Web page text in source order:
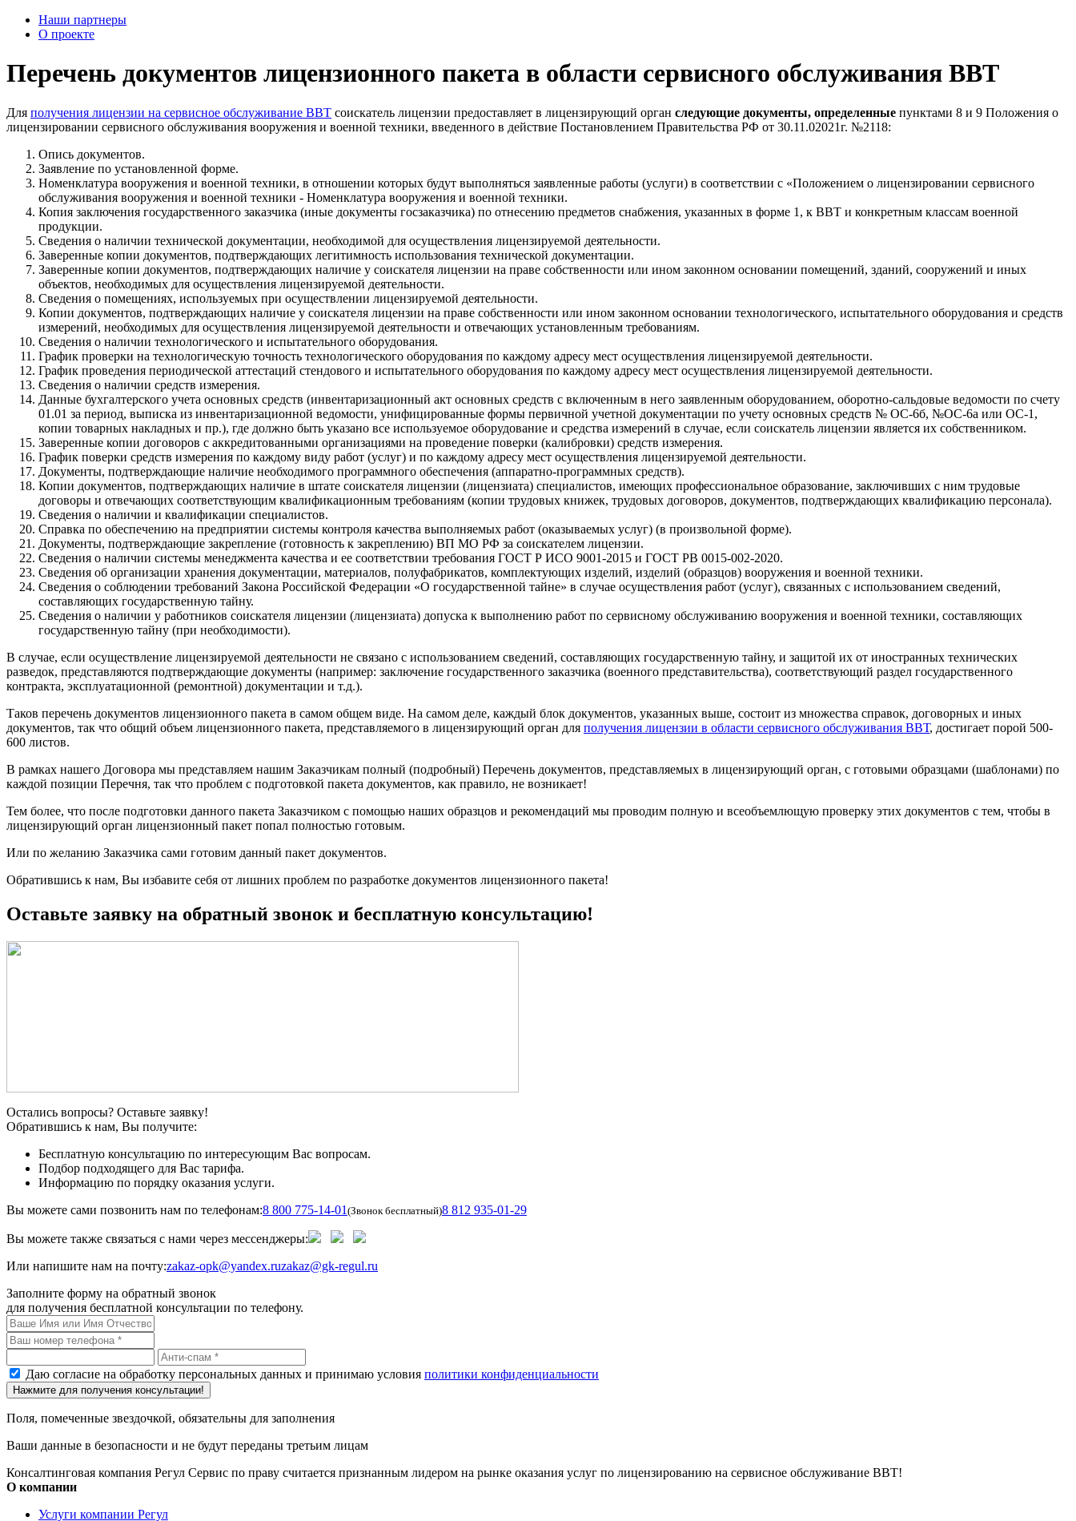
Наши партнеры
О проекте
Перечень документов лицензионного пакета в области сервисного обслуживания ВВТ
Для получения лицензии на сервисное обслуживание ВВТ соискатель лицензии предоставляет в лицензирующий орган следующие документы, определенные пунктами 8 и 9 Положения о
лицензировании сервисного обслуживания вооружения и военной техники, введенного в действие Постановлением Правительства РФ от 30.11.02021г. №2118:
Опись документов.
Заявление по установленной форме.
Номенклатура вооружения и военной техники, в отношении которых будут выполняться заявленные работы (услуги) в соответствии с «Положением о лицензировании сервисного
обслуживания вооружения и военной техники - Номенклатура вооружения и военной техники.
Копия заключения государственного заказчика (иные документы госзаказчика) по отнесению предметов снабжения, указанных в форме 1, к ВВТ и конкретным классам военной
продукции.
Сведения о наличии технической документации, необходимой для осуществления лицензируемой деятельности.
Заверенные копии документов, подтверждающих легитимность использования технической документации.
Заверенные копии документов, подтверждающих наличие у соискателя лицензии на праве собственности или ином законном основании помещений, зданий, сооружений и иных
объектов, необходимых для осуществления лицензируемой деятельности.
Сведения о помещениях, используемых при осуществлении лицензируемой деятельности.
Копии документов, подтверждающих наличие у соискателя лицензии на праве собственности или ином законном основании технологического, испытательного оборудования и средств
измерений, необходимых для осуществления лицензируемой деятельности и отвечающих установленным требованиям.
Сведения о наличии технологического и испытательного оборудования.
График проверки на технологическую точность технологического оборудования по каждому адресу мест осуществления лицензируемой деятельности.
График проведения периодической аттестаций стендового и испытательного оборудования по каждому адресу мест осуществления лицензируемой деятельности.
Сведения о наличии средств измерения.
Данные бухгалтерского учета основных средств (инвентаризационный акт основных средств с включенным в него заявленным оборудованием, оборотно-сальдовые ведомости по счету
01.01 за период, выписка из инвентаризационной ведомости, унифицированные формы первичной учетной документации по учету основных средств № ОС-6б, №ОС-6а или ОС-1,
копии товарных накладных и пр.), где должно быть указано все используемое оборудование и средства измерений в случае, если соискатель лицензии является их собственником.
Заверенные копии договоров с аккредитованными организациями на проведение поверки (калибровки) средств измерения.
График поверки средств измерения по каждому виду работ (услуг) и по каждому адресу мест осуществления лицензируемой деятельности.
Документы, подтверждающие наличие необходимого программного обеспечения (аппаратно-программных средств).
Копии документов, подтверждающих наличие в штате соискателя лицензии (лицензиата) специалистов, имеющих профессиональное образование, заключивших с ним трудовые
договоры и отвечающих соответствующим квалификационным требованиям (копии трудовых книжек, трудовых договоров, документов, подтверждающих квалификацию персонала).
Сведения о наличии и квалификации специалистов.
Справка по обеспечению на предприятии системы контроля качества выполняемых работ (оказываемых услуг) (в произвольной форме).
Документы, подтверждающие закрепление (готовность к закреплению) ВП МО РФ за соискателем лицензии.
Сведения о наличии системы менеджмента качества и ее соответствии требования ГОСТ Р ИСО 9001-2015 и ГОСТ РВ 0015-002-2020.
Сведения об организации хранения документации, материалов, полуфабрикатов, комплектующих изделий, изделий (образцов) вооружения и военной техники.
Сведения о соблюдении требований Закона Российской Федерации «О государственной тайне» в случае осуществления работ (услуг), связанных с использованием сведений,
составляющих государственную тайну.
Сведения о наличии у работников соискателя лицензии (лицензиата) допуска к выполнению работ по сервисному обслуживанию вооружения и военной техники, составляющих
государственную тайну (при необходимости).
В случае, если осуществление лицензируемой деятельности не связано с использованием сведений, составляющих государственную тайну, и защитой их от иностранных технических
разведок, представляются подтверждающие документы (например: заключение государственного заказчика (военного представительства), соответствующий раздел государственного
контракта, эксплуатационной (ремонтной) документации и т.д.).
Таков перечень документов лицензионного пакета в самом общем виде. На самом деле, каждый блок документов, указанных выше, состоит из множества справок, договорных и иных
документов, так что общий объем лицензионного пакета, представляемого в лицензирующий орган для получения лицензии в области сервисного обслуживания ВВТ, достигает порой 500-
600 листов.
В рамках нашего Договора мы представляем нашим Заказчикам полный (подробный) Перечень документов, представляемых в лицензирующий орган, с готовыми образцами (шаблонами) по
каждой позиции Перечня, так что проблем с подготовкой пакета документов, как правило, не возникает!
Тем более, что после подготовки данного пакета Заказчиком с помощью наших образцов и рекомендаций мы проводим полную и всеобъемлющую проверку этих документов с тем, чтобы в
лицензирующий орган лицензионный пакет попал полностью готовым.
Или по желанию Заказчика сами готовим данный пакет документов.
Обратившись к нам, Вы избавите себя от лишних проблем по разработке документов лицензионного пакета!
Оставьте заявку на обратный звонок и бесплатную консультацию!
Остались вопросы? Оставьте заявку!
Обратившись к нам, Вы получите:
Бесплатную консультацию по интересующим Вас вопросам.
Подбор подходящего для Вас тарифа.
Информацию по порядку оказания услуги.
Вы можете сами позвонить нам по телефонам:8 800 775-14-01 (Звонок бесплатный)8 812 935-01-29
Вы можете также связаться с нами через мессенджеры:
Или напишите нам на почту:zakaz-opk@yandex.ruzakaz@gk-regul.ru
Заполните форму на обратный звонок
для получения бесплатной консультации по телефону.
Даю согласие на обработку персональных данных и принимаю условия политики конфиденциальности
Нажмите для получения консультации!
Поля, помеченные звездочкой, обязательны для заполнения
Ваши данные в безопасности и не будут переданы третьим лицам
Консалтинговая компания Регул Сервис по праву считается признанным лидером на рынке оказания услуг по лицензированию на сервисное обслуживание ВВТ!
О компании
Услуги компании Регул